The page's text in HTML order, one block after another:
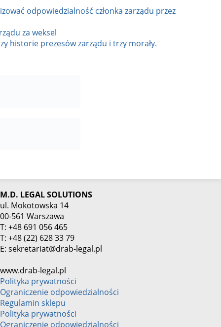
odpowiedzialność członka zarządu przez
za weksel
historie prezesów zarządu i trzy morały.
M.D. LEGAL SOLUTIONS
ul. Mokotowska 14
00-561 Warszawa
T: +48 691 056 465
T: +48 (22) 628 33 79
E: sekretariat@drab-legal.pl
www.drab-legal.pl
Polityka prywatności
Ograniczenie odpowiedzialności
Regulamin sklepu
Polityka prywatności
Ograniczenie odpowiedzialności